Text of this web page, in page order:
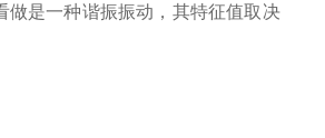
是一种谐振振动，其特征值取决